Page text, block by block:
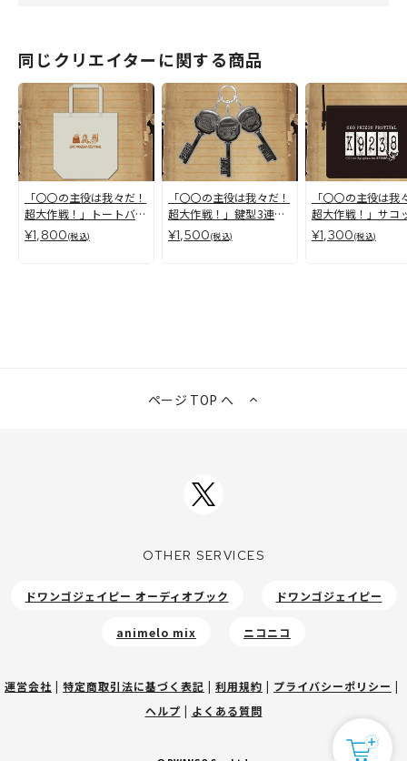
同じクリエイターに関する商品
「〇〇の主役は我々だ！
超大作戦！」トートバッ
グ
¥1,800(税込)
「〇〇の主役は我々だ！
超大作戦！」鍵型3連キ
ーホルダー
¥1,500(税込)
「〇〇の主役は我
超大作戦！」サコ
¥1,300(税込)
ページ TOP へ
OTHER SERVICES
ドワンゴジェイピー オーディオブック ドワンゴジェイピー
animelo mix ニコニコ
運営会社 | 特定商取引法に基づく表記 | 利用規約 | プライバシーポリシー |
ヘルプ | よくある質問